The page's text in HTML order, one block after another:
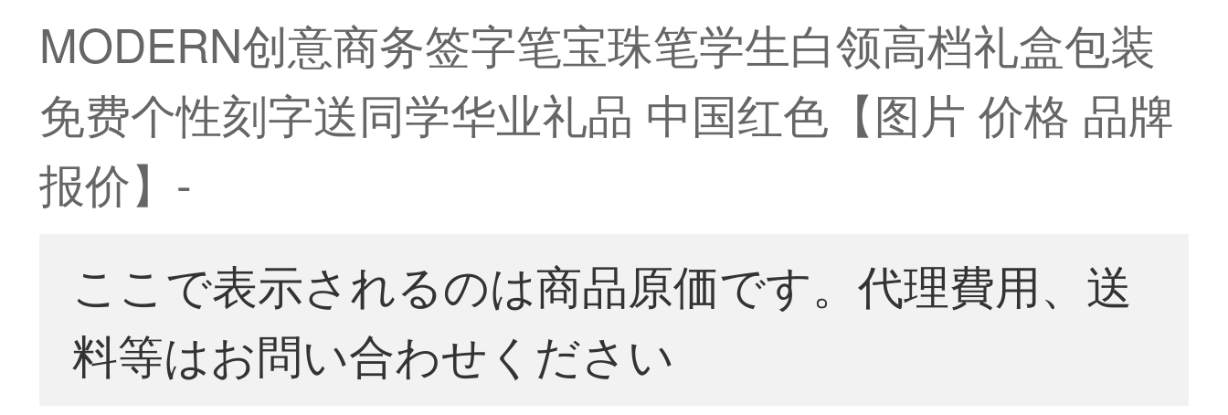
MODERN创意商务签字笔宝珠笔学生白领高档礼盒包装
免费个性刻字送同学华业礼品 中国红色【图片 价格 品牌
报价】-
ここで表示されるのは商品原価です。代理費用、送
料等はお問い合わせください